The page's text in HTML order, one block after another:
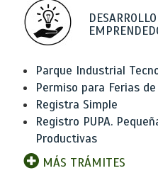
Parque Industrial
Permiso para Ferias
Registra Simple
Registro PUPA.
Productivas
MÁS TRÁMITES